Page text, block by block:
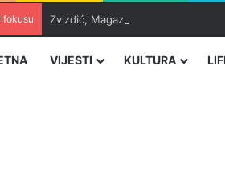
fokusu Zvizdić, Magazinović i Kojović
VIJESTI KULTURA